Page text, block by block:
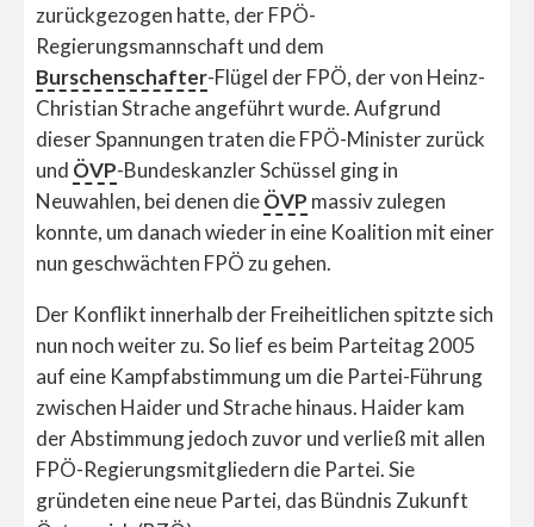
zurückgezogen hatte, der FPÖ-
Regierungsmannschaft und dem
Burschenschafter-Flügel der FPÖ, der von Heinz-
Christian Strache angeführt wurde. Aufgrund
dieser Spannungen traten die FPÖ-Minister zurück
und ÖVP-Bundeskanzler Schüssel ging in
Neuwahlen, bei denen dieÖVP massiv zulegen
konnte, um danach wieder in eine Koalition mit einer
nun geschwächten FPÖ zu gehen.
Der Konflikt innerhalb der Freiheitlichen spitzte sich
nun noch weiter zu. So lief es beim Parteitag 2005
auf eine Kampfabstimmung um die Partei-Führung
zwischen Haider und Strache hinaus. Haider kam
der Abstimmung jedoch zuvor und verließ mit allen
FPÖ-Regierungsmitgliedern die Partei. Sie
gründeten eine neue Partei, das Bündnis Zukunft